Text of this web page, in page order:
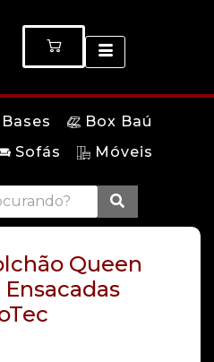
Bases
Box Baú
Sofás Móveis
Queen